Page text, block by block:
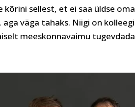
kõrini sellest, et ei saa üldse
väga tahaks. Niigi on
meeskonnavaimu